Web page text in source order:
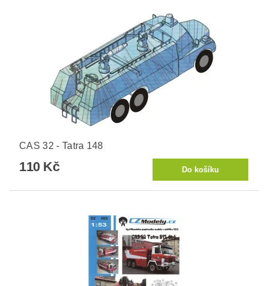
CAS 32 - Tatra 148
110 Kč